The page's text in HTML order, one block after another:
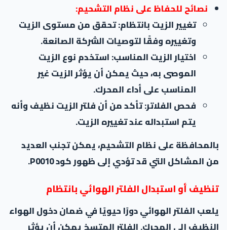
نصائح للحفاظ على نظام التشحيم:
تغيير الزيت بانتظام: تحقق من مستوى الزيت
وتغييره وفقًا لتوصيات الشركة الصانعة.
اختيار الزيت المناسب: استخدم نوع الزيت
الموصى به، حيث يمكن أن يؤثر الزيت غير
المناسب على أداء المحرك.
فحص الفلاتر: تأكد من أن فلتر الزيت نظيف وأنه
يتم استبداله عند تغييره الزيت.
بالمحافظة على نظام التشحيم، يمكن تجنب العديد
من المشاكل التي قد تؤدي إلى ظهور كود P0010.
تنظيف أو استبدال الفلتر الهوائي بانتظام
يلعب الفلتر الهوائي دورًا حيويًا في ضمان دخول الهواء